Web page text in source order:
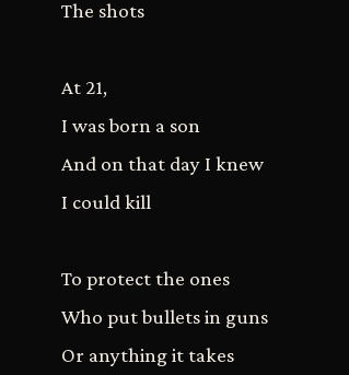
The shots
At 21,
I was born a son
And on that day I knew
I could kill
To protect the ones
Who put bullets in guns
Or anything it takes